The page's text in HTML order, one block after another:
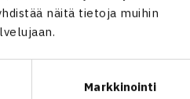
näitä tietoja muihin
Markkinointi
4.9.2024 | 10:43
SEURAT